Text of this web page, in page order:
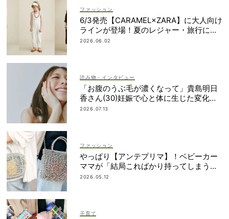
ファッション
6/3発売【CARAMEL×ZARA】に大人向け
ラインが登場！夏のレジャー・旅行にも
おすすめ
2026.06.02
読み物・インタビュー
「お腹のうぶ毛が濃くなって」貴島明日
香さん(30)妊娠で心と体に生じた変化も
「愛しいです」
2026.07.13
ファッション
やっぱり【アンテプリマ】！ベビーカー
ママが「結局こればかり持ってしまう」
納得の理由
2026.05.12
子育て